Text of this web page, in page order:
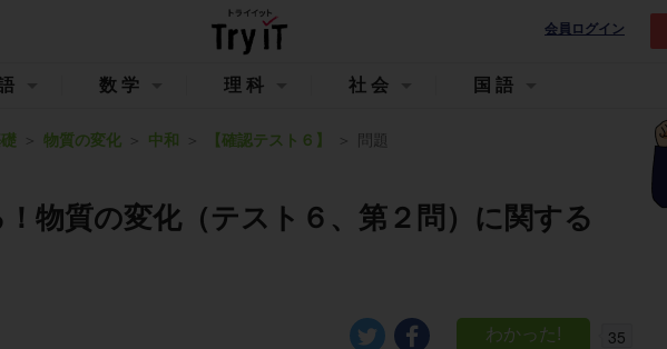
会員ログイン
数学 理科 社会 国語
物質の変化 中和 【確認テスト６】 問題
物質の変化（テスト６、第２問）に関する
35